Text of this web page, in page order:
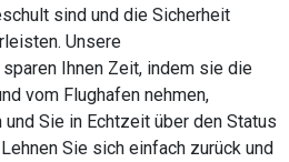
sind und die Sicherheit
Unsere
Ihnen Zeit, indem sie die
vom Flughafen nehmen,
Sie in Echtzeit über den Status
Sie sich einfach zurück und